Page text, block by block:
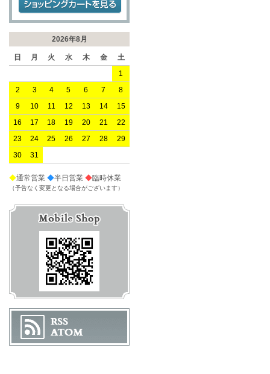
2026年8月
日 月 火 水 木 金
土
1
2
3 4 5 6 7
8
9
10 11 12 13 14
15
16
17 18 19 20 21
22
23
24 25 26 27 28
29
30
31
◆通常営業 ◆半日営業 ◆臨時休業
（予告なく変更となる場合がございます）